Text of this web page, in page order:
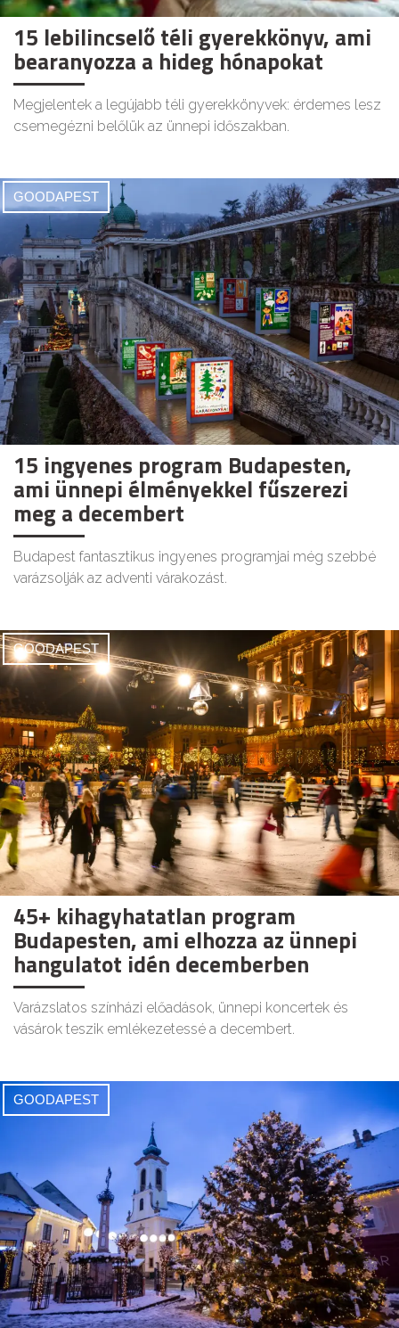
15 lebilincselő téli gyerekkönyv, ami
bearanyozza a hideg hónapokat
Megjelentek a legújabb téli gyerekkönyvek: érdemes lesz
csemegézni belőlük az ünnepi időszakban.
GOODAPEST
15 ingyenes program Budapesten,
ami ünnepi élményekkel fűszerezi
meg a decembert
Budapest fantasztikus ingyenes programjai még szebbé
varázsolják az adventi várakozást.
GOODAPEST
45+ kihagyhatatlan program
Budapesten, ami elhozza az ünnepi
hangulatot idén decemberben
Varázslatos színházi előadások, ünnepi koncertek és
vásárok teszik emlékezetessé a decembert.
GOODAPEST